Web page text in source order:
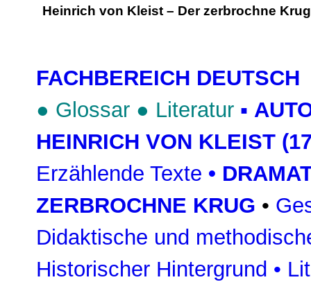
Heinrich von Kleist – Der zerbrochne Krug
FACHBEREICH DEUTSCH
● Glossar ● Literatur ▪
HEINRICH VON KLEIST
Erzählende Texte •
ZERBROCHNE KRUG •
Didaktische und
Historischer Hintergrund •